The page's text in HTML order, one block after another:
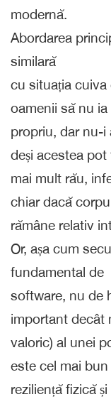
modernă.
Abordarea
similară
cu situația cuiva
oamenii să nu
propriu, dar nu-i
deși acestea
mai mult rău,
chiar dacă
rămâne relativ
Or, așa cum
fundamental de
software, nu de
important decât
valoric) al unei
este cel mai bun
reziliență fizică